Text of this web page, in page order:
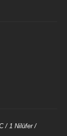
/ 1 Nilüfer /